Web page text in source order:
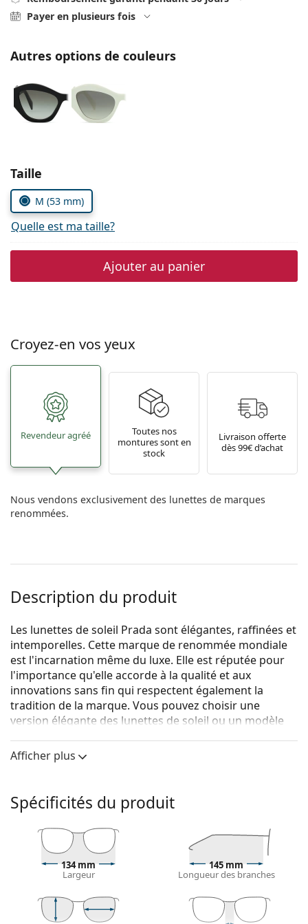
Persol
Toutes les marques
Payer en plusieurs fois
Autres options de couleurs
Choisissez les paramètres
Taille
M (53 mm)
Quelle est ma taille?
Ajouter au panier
Croyez-en vos yeux
Revendeur agréé
Toutes nos
montures sont en
stock
Livraison offerte
dès 99€ d’achat
Nous vendons exclusivement des lunettes de marques
renommées.
Description du produit
Les lunettes de soleil Prada sont élégantes, raffinées et
intemporelles. Cette marque de renommée mondiale
est l'incarnation même du luxe. Elle est réputée pour
l'importance qu'elle accorde à la qualité et aux
innovations sans fin qui respectent également la
tradition de la marque. Vous pouvez choisir une
version élégante des lunettes de soleil ou un modèle
rouge distinctive. Quel que soit le style que vous
choisissez, avec les lunettes de soleil Prada, vous serez
Prada 0PR 07YS 1AB0A7 53sont des lunettes de soleil
Voyez à quoi vous ressemblez avec ces lunettes de
soleil grâce à la fonction d'essayage virtuel de
Monture de lunettes de soleil
La couleur noire de la monture s'accorde
Afficher plus
Spécificités du produit
134 mm
Largeur
145 mm
Longueur des branches